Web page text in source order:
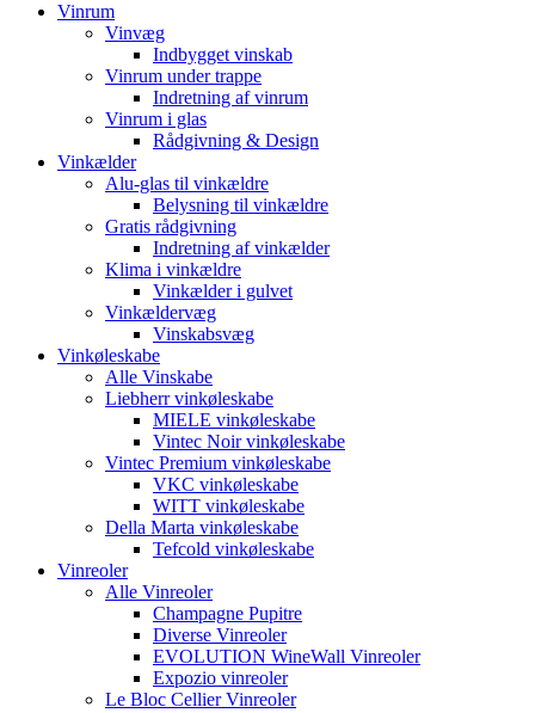
Vinrum
Vinvæg
Indbygget vinskab
Vinrum under trappe
Indretning af vinrum
Vinrum i glas
Rådgivning & Design
Vinkælder
Alu-glas til vinkældre
Belysning til vinkældre
Gratis rådgivning
Indretning af vinkælder
Klima i vinkældre
Vinkælder i gulvet
Vinkældervæg
Vinskabsvæg
Vinkøleskabe
Alle Vinskabe
Liebherr vinkøleskabe
MIELE vinkøleskabe
Vintec Noir vinkøleskabe
Vintec Premium vinkøleskabe
VKC vinkøleskabe
WITT vinkøleskabe
Della Marta vinkøleskabe
Tefcold vinkøleskabe
Vinreoler
Alle Vinreoler
Champagne Pupitre
Diverse Vinreoler
EVOLUTION WineWall Vinreoler
Expozio vinreoler
Le Bloc Cellier Vinreoler